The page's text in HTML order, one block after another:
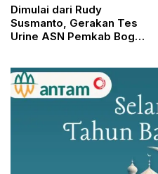
Dimulai dari Rudy
Susmanto, Gerakan Tes
Urine ASN Pemkab Bogor